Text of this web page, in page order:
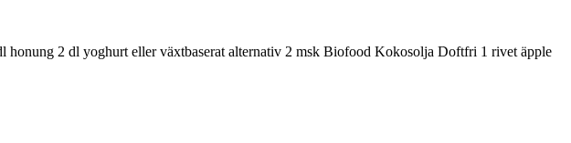
2 dl yoghurt eller växtbaserat alternativ 2 msk Biofood Kokosolja Doftfri 1 rivet äpple